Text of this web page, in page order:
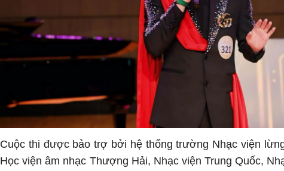
Cuộc thi được bảo trợ bởi hệ thống trường Nhạc viện
Học viện âm nhạc Thượng Hải, Nhạc viện Trung Quốc,